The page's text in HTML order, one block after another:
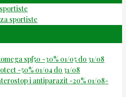
sportiste
spf50 -30% 01/05 do 31/08
-50% 01/04 do 31/08
i antiparazit -20% 01/08-